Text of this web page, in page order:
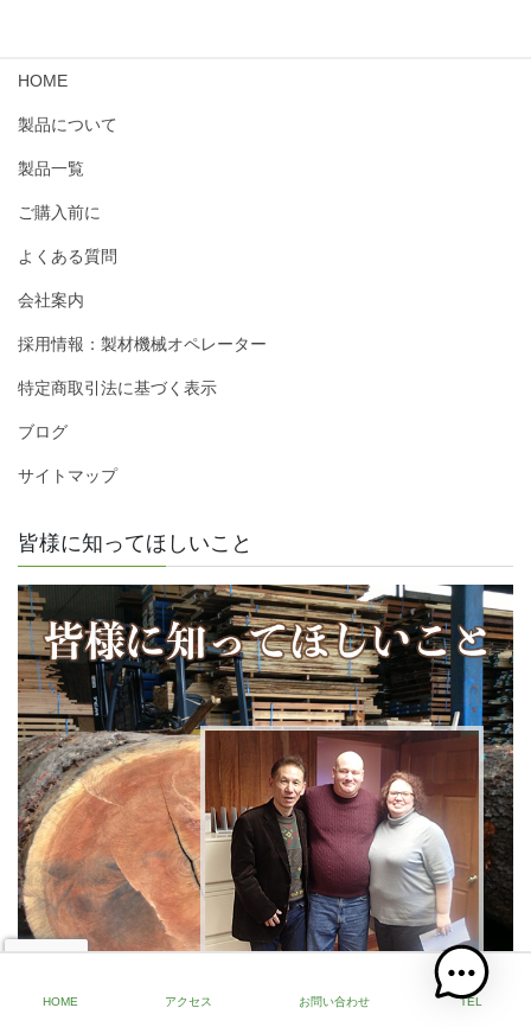
HOME
製品について
製品一覧
ご購入前に
よくある質問
会社案内
採用情報：製材機械オペレーター
特定商取引法に基づく表示
ブログ
サイトマップ
皆様に知ってほしいこと
HOME アクセス お問い合わせ TEL